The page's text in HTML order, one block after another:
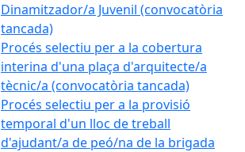
Dinamitzador/a Juvenil (convocatòria
tancada)
Procés selectiu per a la cobertura
interina d'una plaça d'arquitecte/a
tècnic/a (convocatòria tancada)
Procés selectiu per a la provisió
temporal d'un lloc de treball
d'ajudant/a de peó/na de la brigada